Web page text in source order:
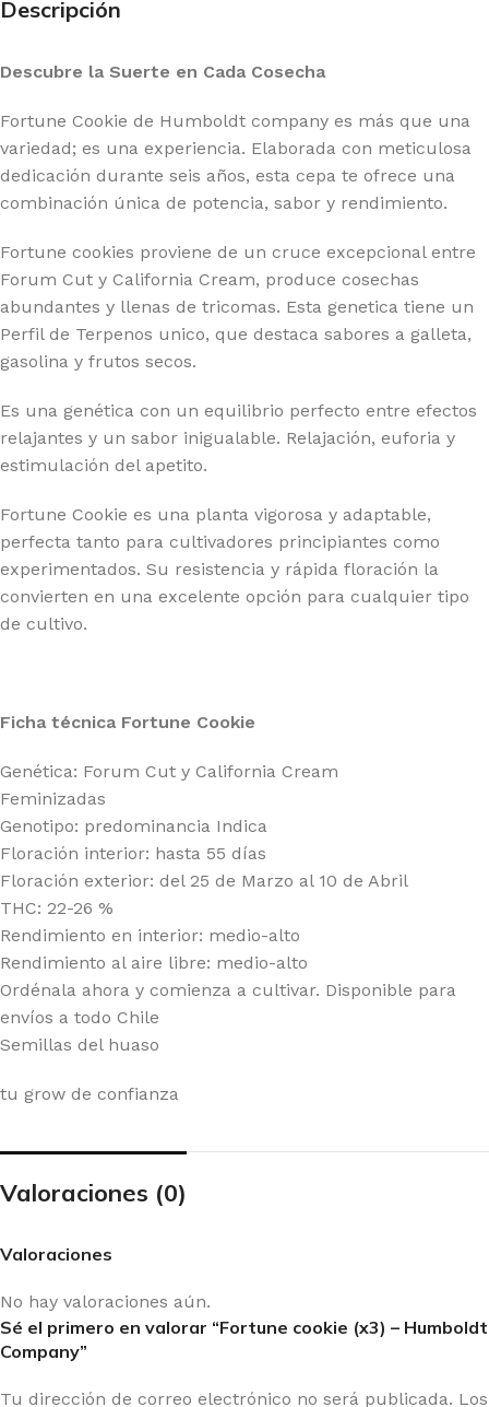
Descripción
Descubre la Suerte en Cada Cosecha
Fortune Cookie de Humboldt company es más que una
variedad; es una experiencia. Elaborada con meticulosa
dedicación durante seis años, esta cepa te ofrece una
combinación única de potencia, sabor y rendimiento.
Fortune cookies proviene de un cruce excepcional entre
Forum Cut y California Cream, produce cosechas
abundantes y llenas de tricomas. Esta genetica tiene un
Perfil de Terpenos unico, que destaca sabores a galleta,
gasolina y frutos secos.
Es una genética con un equilibrio perfecto entre efectos
relajantes y un sabor inigualable. Relajación, euforia y
estimulación del apetito.
Fortune Cookie es una planta vigorosa y adaptable,
perfecta tanto para cultivadores principiantes como
experimentados. Su resistencia y rápida floración la
convierten en una excelente opción para cualquier tipo
de cultivo.
Ficha técnica Fortune Cookie
Genética: Forum Cut y California Cream
Feminizadas
Genotipo: predominancia Indica
Floración interior: hasta 55 días
Floración exterior: del 25 de Marzo al 10 de Abril
THC: 22-26 %
Rendimiento en interior: medio-alto
Rendimiento al aire libre: medio-alto
Ordénala ahora y comienza a cultivar. Disponible para
envíos a todo Chile
Semillas del huaso
tu grow de confianza
Valoraciones (0)
Valoraciones
No hay valoraciones aún.
Sé el primero en valorar “Fortune cookie (x3) – Humboldt
Company”
Tu dirección de correo electrónico no será publicada. Los